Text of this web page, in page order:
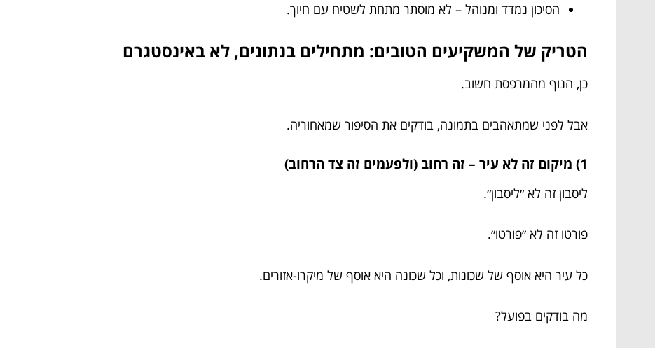
הסיכון נמדד ומנוהל – לא מוסתר מתחת לשטיח עם חיוך.
הטריק של המשקיעים הטובים: מתחילים בנתונים, לא באינסטגרם
כן, הנוף מהמרפסת חשוב.
אבל לפני שמתאהבים בתמונה, בודקים את הסיפור שמאחוריה.
1) מיקום זה לא עיר – זה רחוב (ולפעמים זה צד הרחוב)
ליסבון זה לא ״ליסבון״.
פורטו זה לא ״פורטו״.
כל עיר היא אוסף של שכונות, וכל שכונה היא אוסף של מיקרו-אזורים.
מה בודקים בפועל?